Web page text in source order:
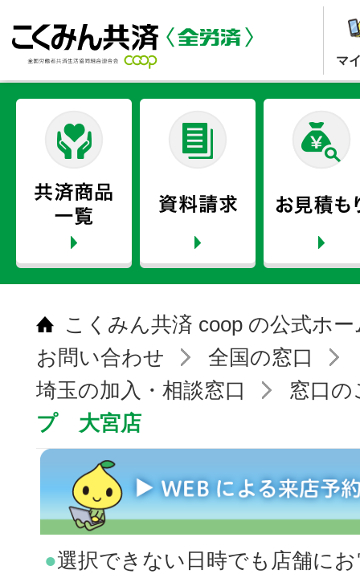
マ
こくみん共済 coop の公式ホ
お問い合わせ
全国の窓口
埼玉の加入・相談窓口
窓口の
プ 大宮店
●選択できない日時でも店舗に